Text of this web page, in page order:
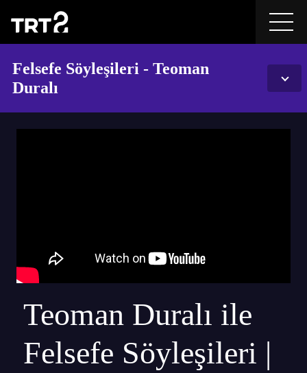
Felsefe Söyleşileri - Teoman
Duralı
Teoman Duralı ile
Felsefe Söyleşileri |